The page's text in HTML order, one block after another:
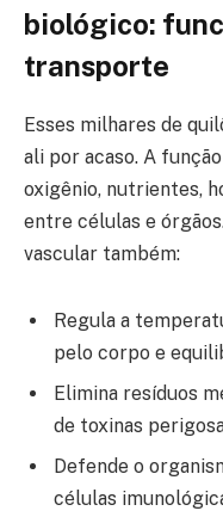
biológico:
transporte
Esses milhares de
ali por acaso. A
oxigênio, nutrientes,
entre células e
vascular também:
Regula a
pelo corpo e
Elimina resíduos
de toxinas
Defende o
células